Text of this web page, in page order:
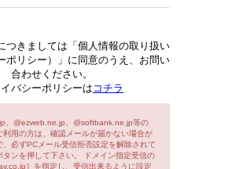
つきましては「個人情報の取り扱い
ポリシー）」に同意のうえ、お問い
合わせください。
バシーポリシーは コチラ
、@ezweb.ne.jp、@softbank.ne.jp等の
利用の方は、確認メールが届かない場合が
、必ずPCメール受信拒否設定を解除されて
タンを押して下さい。 ドメイン指定受信の
］を指定し、受信出来るように設定